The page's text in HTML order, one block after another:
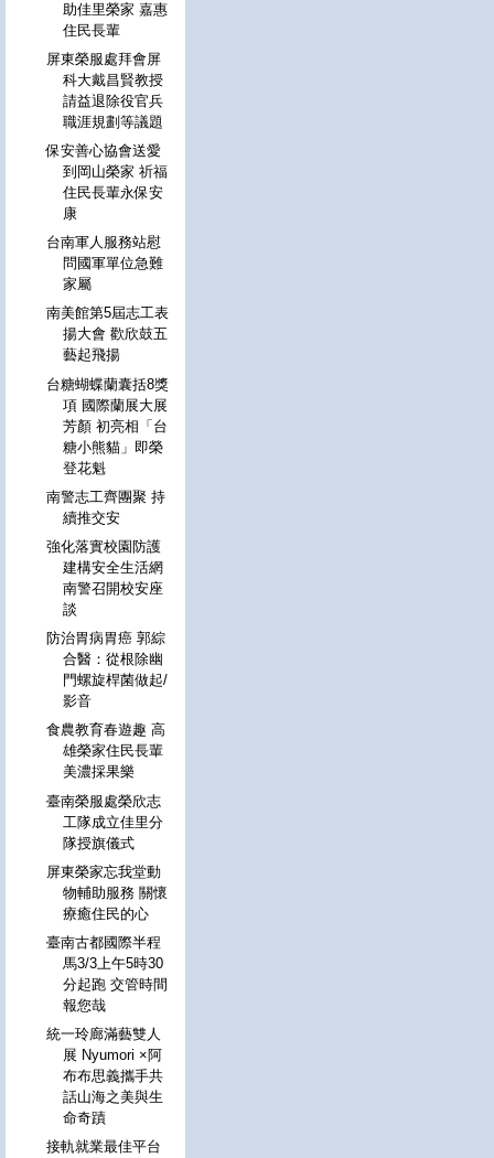
助佳里榮家 嘉惠
住民長輩
屏東榮服處拜會屏
科大戴昌賢教授
請益退除役官兵
職涯規劃等議題
保安善心協會送愛
到岡山榮家 祈福
住民長輩永保安
康
台南軍人服務站慰
問國軍單位急難
家屬
南美館第5屆志工表
揚大會 歡欣鼓五
藝起飛揚
台糖蝴蝶蘭囊括8獎
項 國際蘭展大展
芳顏 初亮相「台
糖小熊貓」即榮
登花魁
南警志工齊團聚 持
續推交安
強化落實校園防護
建構安全生活網
南警召開校安座
談
防治胃病胃癌 郭綜
合醫：從根除幽
門螺旋桿菌做起/
影音
食農教育春遊趣 高
雄榮家住民長輩
美濃採果樂
臺南榮服處榮欣志
工隊成立佳里分
隊授旗儀式
屏東榮家忘我堂動
物輔助服務 關懷
療癒住民的心
臺南古都國際半程
馬3/3上午5時30
分起跑 交管時間
報您哉
統一玲廊滿藝雙人
展 Nyumori ×阿
布布思義攜手共
話山海之美與生
命奇蹟
接軌就業最佳平台